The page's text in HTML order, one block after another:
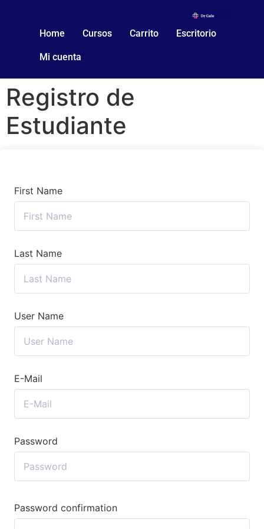
Home Cursos Carrito Escritorio
Mi cuenta
Registro de
Estudiante
First Name
Last Name
User Name
E-Mail
Password
Password confirmation